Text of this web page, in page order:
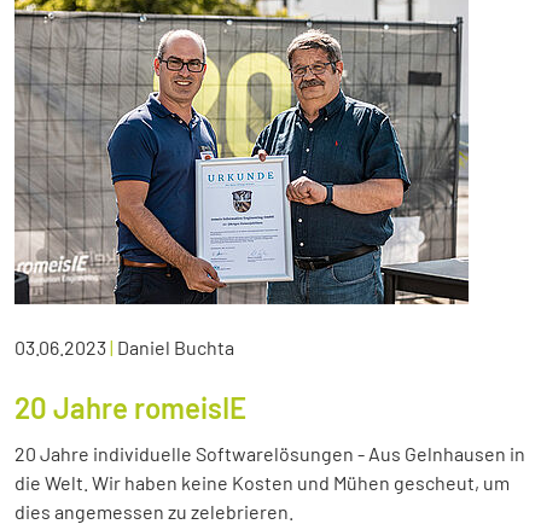
03.06.2023| Daniel Buchta
20 Jahre romeisIE
20 Jahre individuelle Softwarelösungen - Aus Gelnhausen in
die Welt. Wir haben keine Kosten und Mühen gescheut, um
dies angemessen zu zelebrieren.